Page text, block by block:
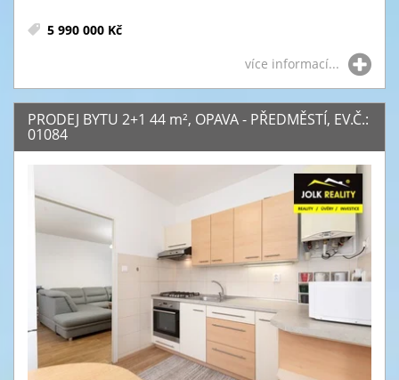
5 990 000 Kč
více informací...
PRODEJ BYTU 2+1 44 m², OPAVA - PŘEDMĚSTÍ, EV.Č.:
01084